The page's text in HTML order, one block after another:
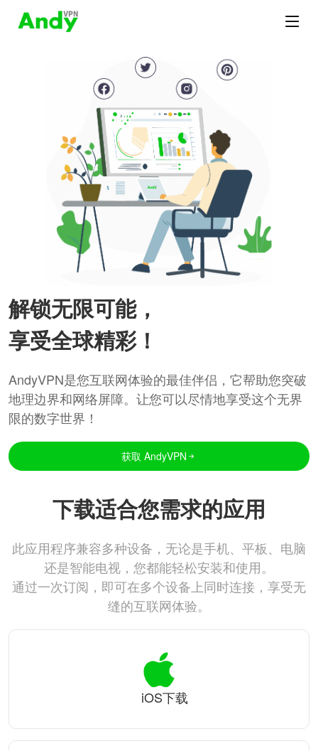
解锁无限可能，
享受全球精彩！
AndyVPN是您互联网体验的最佳伴侣，它帮助您突破
地理边界和网络屏障。让您可以尽情地享受这个无界
限的数字世界！
获取 AndyVPN
下载适合您需求的应用
此应用程序兼容多种设备，无论是手机、平板、电脑
还是智能电视，您都能轻松安装和使用。
通过一次订阅，即可在多个设备上同时连接，享受无
缝的互联网体验。
iOS下载